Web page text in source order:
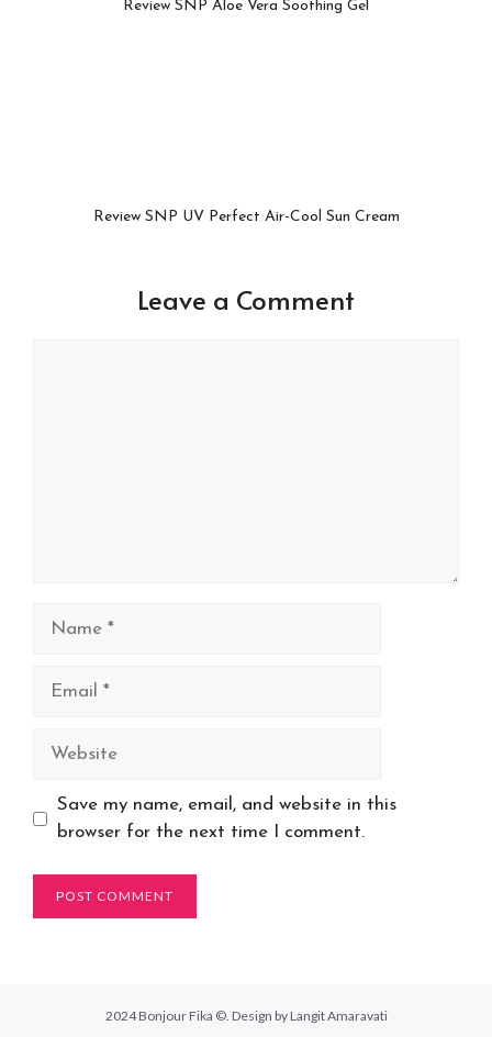
Review SNP Aloe Vera Soothing Gel
Review SNP UV Perfect Air-Cool Sun Cream
Leave a Comment
Website
Save my name, email, and website in this
browser for the next time I comment.
2024 Bonjour Fika ©. Design by Langit Amaravati